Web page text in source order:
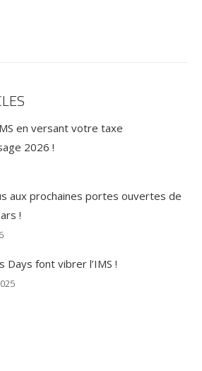
en versant votre taxe
2026 !
aux prochaines portes ouvertes de
!
Days font vibrer l’IMS !